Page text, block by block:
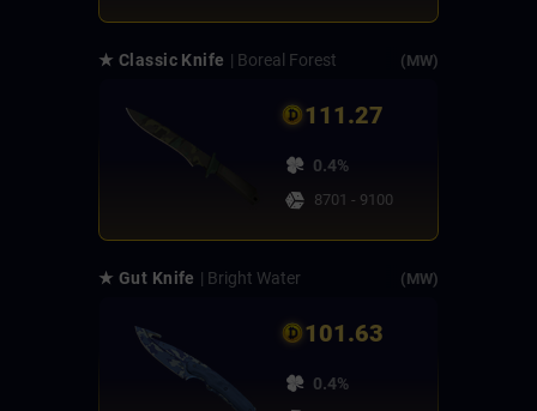
★ Classic Knife | Boreal Forest (MW)
111.27
0.4%
8701 - 9100
★ Gut Knife | Bright Water (MW)
101.63
0.4%